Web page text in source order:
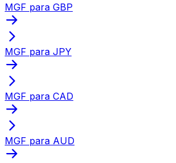
MGF para GBP
MGF para JPY
MGF para CAD
MGF para AUD